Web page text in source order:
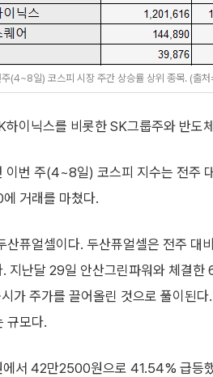
(4~8일) 코스피 시장 주간 상승률 상위 종목. (출처
이닉스를 비롯한 SK그룹주와 반도
이번 주(4~8일) 코스피 지수는 전주
거래를 마쳤다.
산퓨얼셀이다. 두산퓨얼셀은 전주 대
지난달 29일 안산그린파워와 체결한
가 주가를 끌어올린 것으로 풀이된
규모다.
서 42만2500원으로 41.54% 급등